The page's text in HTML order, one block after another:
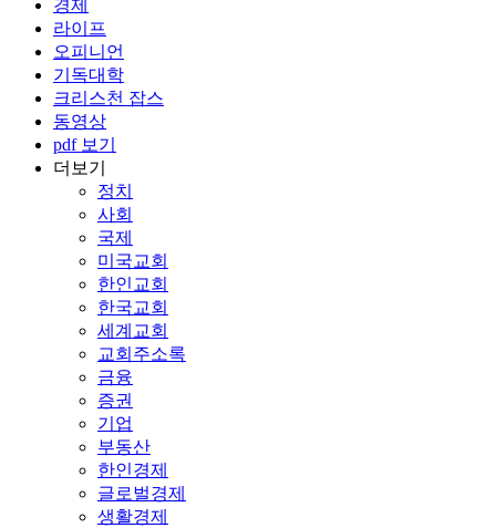
경제
라이프
오피니언
기독대학
크리스천 잡스
동영상
pdf 보기
더보기
정치
사회
국제
미국교회
한인교회
한국교회
세계교회
교회주소록
금융
증권
기업
부동산
한인경제
글로벌경제
생활경제